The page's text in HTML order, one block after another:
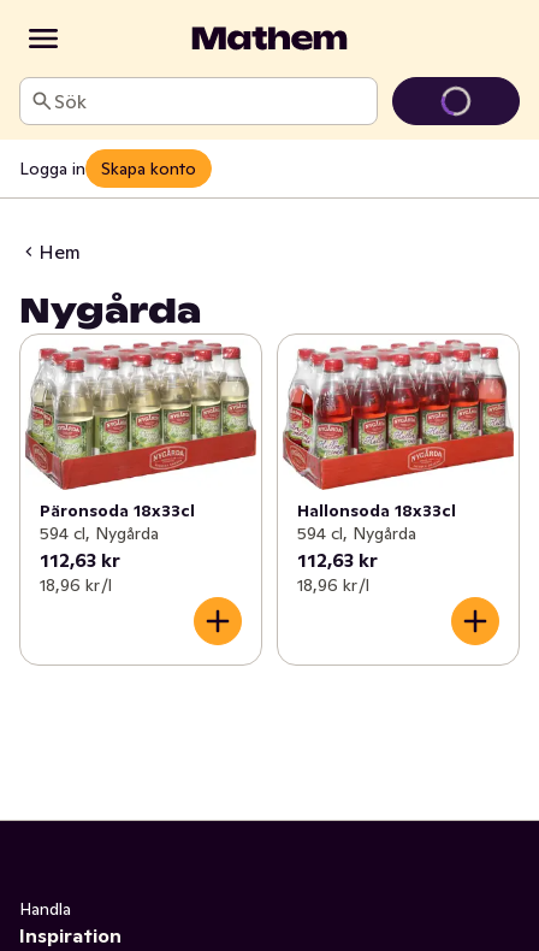
Sök
Logga in Skapa konto
Hem
Nygårda
Päronsoda 18x33cl
594 cl, Nygårda
112,63 kr
18,96 kr /l
Hallonsoda 18x33cl
594 cl, Nygårda
112,63 kr
18,96 kr /l
Handla
Inspiration